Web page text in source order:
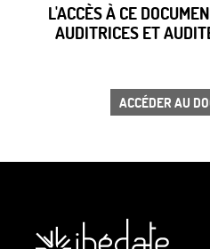
L'ACCÈS À CE
AUDITRICES ET
ACCÉDER AU